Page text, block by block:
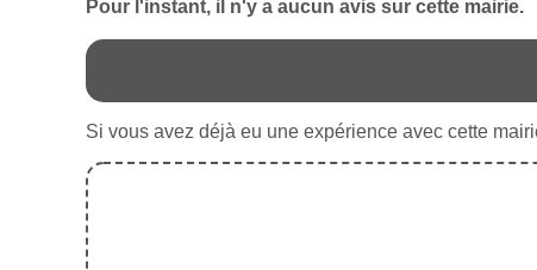
Pour l'instant, il n'y a aucun avis sur cette mairie.
Si vous avez déjà eu une expérience avec cette